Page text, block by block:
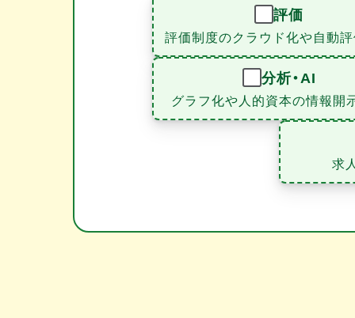
評価
評価制度のクラウド化や自動
分析・AI
グラフ化や人的資本の情報開
求